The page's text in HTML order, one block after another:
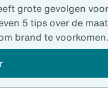
grote gevolgen
5 tips over de
brand te voorkomen.